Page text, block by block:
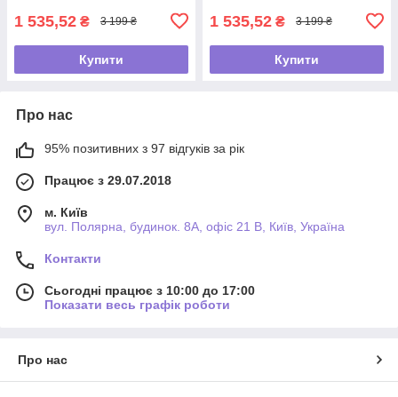
1 535,52 ₴ 3 199 ₴
Купити
1 535,52 ₴ 3 199 ₴
Купити
Про нас
95% позитивних з 97 відгуків за рік
Працює з 29.07.2018
м. Київ
вул. Полярна, будинок. 8А, офіс 21 В, Київ, Україна
Контакти
Сьогодні працює з 10:00 до 17:00
Показати весь графік роботи
Про нас